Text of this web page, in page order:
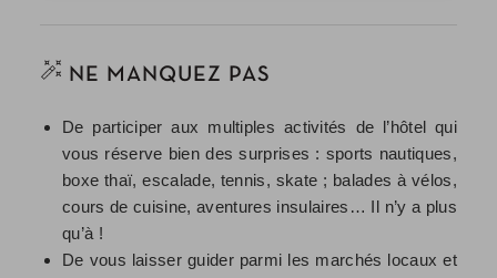
NE MANQUEZ PAS
De participer aux multiples activités de l’hôtel qui
vous réserve bien des surprises : sports nautiques,
boxe thaï, escalade, tennis, skate ; balades à vélos,
cours de cuisine, aventures insulaires… Il n’y a plus
qu’à !
De vous laisser guider parmi les marchés locaux et